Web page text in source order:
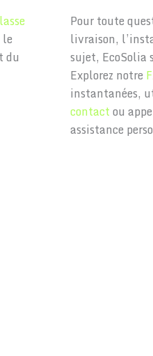
du
Pour toute
livraison,
sujet, EcoSolia
Explorez notre
instantanées,
contactou
assistance